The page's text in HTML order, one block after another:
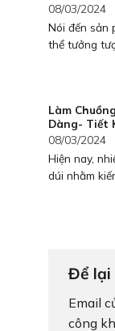
08/03/2024
Nói đến sản
thể tưởng
Làm
Dàng- Tiết
08/03/2024
Hiện nay,
dúi nhằm
Để lại
Email
công